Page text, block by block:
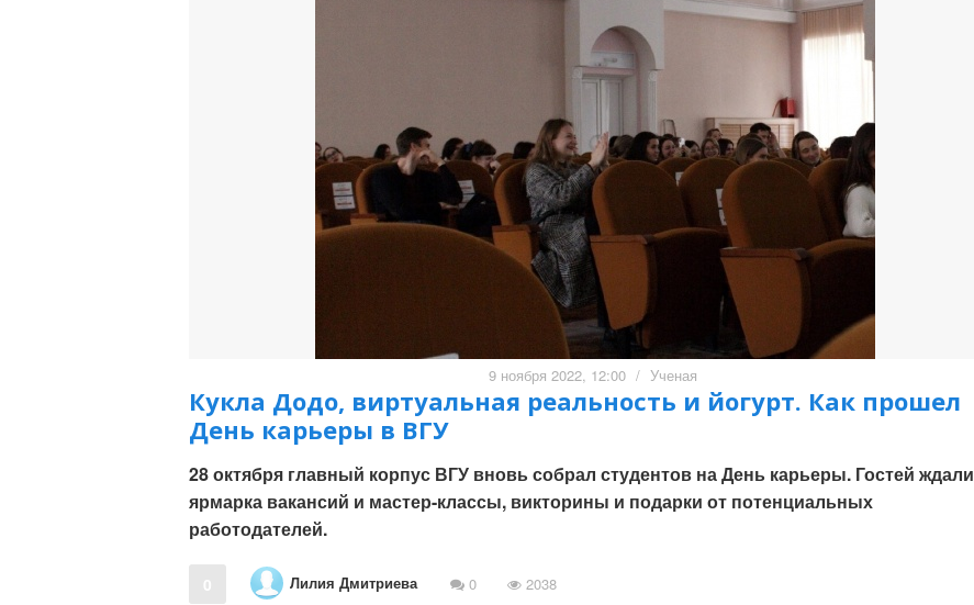
9 ноября 2022, 12:00 / Ученая
Кукла Додо, виртуальная реальность и йогурт. Как прошел
День карьеры в ВГУ
28 октября главный корпус ВГУ вновь собрал студентов на День карьеры. Гостей ждали
ярмарка вакансий и мастер-классы, викторины и подарки от потенциальных
работодателей.
0 Лилия Дмитриева 0 2038